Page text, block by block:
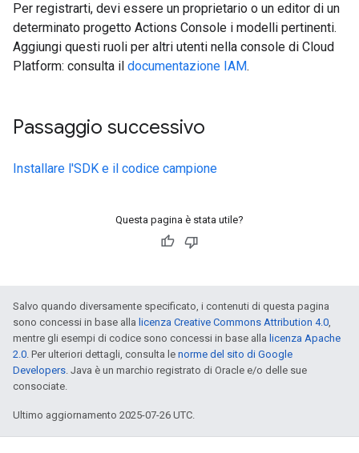
Per registrarti, devi essere un proprietario o un editor di un
determinato progetto Actions Console i modelli pertinenti.
Aggiungi questi ruoli per altri utenti nella console di Cloud
Platform: consulta il documentazione IAM.
Passaggio successivo
Installare l'SDK e il codice campione
Questa pagina è stata utile?
Salvo quando diversamente specificato, i contenuti di questa pagina
sono concessi in base alla licenza Creative Commons Attribution 4.0,
mentre gli esempi di codice sono concessi in base alla licenza Apache
2.0. Per ulteriori dettagli, consulta le norme del sito di Google
Developers. Java è un marchio registrato di Oracle e/o delle sue
consociate.
Ultimo aggiornamento 2025-07-26 UTC.